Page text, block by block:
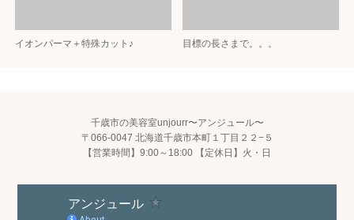
イオンパーマ＋特殊カット♪ 目標の長さまで。。。
千歳市の美容室unjourr〜アンジュール〜
〒066-0047 北海道千歳市本町１丁目２２−５
【営業時間】9:00～18:00 【定休日】火・日